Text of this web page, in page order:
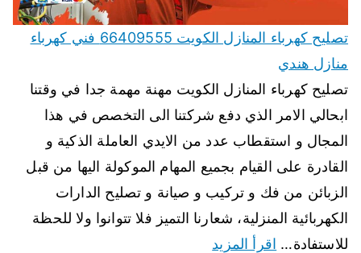
تصليح كهرباء المنازل الكويت 66409555 فني كهرباء
منازل هندي
تصليح كهرباء المنازل الكويت مهنة مهمة جدا في وقتنا
ابحالي الامر الذي دفع شركتنا الى التخصص في هذا
المجال و استقطاب عدد من الايدي العاملة الذكية و
القادرة على القيام بجميع المهام الموكولة اليها من قبل
الزبائن من فك و تركيب و صيانة و تصليح الدارات
الكهربائية المنزلية، شعارنا التميز فلا تتوانوا ولا للحظة
للاستفادة… اقرأ المزيد